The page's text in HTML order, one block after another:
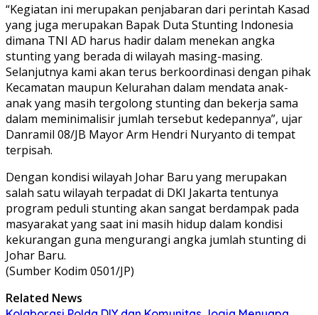
“Kegiatan ini merupakan penjabaran dari perintah Kasad
yang juga merupakan Bapak Duta Stunting Indonesia
dimana TNI AD harus hadir dalam menekan angka
stunting yang berada di wilayah masing-masing.
Selanjutnya kami akan terus berkoordinasi dengan pihak
Kecamatan maupun Kelurahan dalam mendata anak-
anak yang masih tergolong stunting dan bekerja sama
dalam meminimalisir jumlah tersebut kedepannya”, ujar
Danramil 08/JB Mayor Arm Hendri Nuryanto di tempat
terpisah.
Dengan kondisi wilayah Johar Baru yang merupakan
salah satu wilayah terpadat di DKI Jakarta tentunya
program peduli stunting akan sangat berdampak pada
masyarakat yang saat ini masih hidup dalam kondisi
kekurangan guna mengurangi angka jumlah stunting di
Johar Baru.
(Sumber Kodim 0501/JP)
Related News